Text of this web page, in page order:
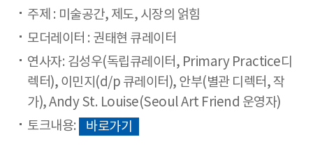
주제 : 미술공간, 제도, 시장의 얽힘
모더레이터 : 권태현 큐레이터
연사자: 김성우(독립큐레이터, Primary Practice디
렉터), 이민지(d/p 큐레이터), 안부(별관 디렉터, 작
가), Andy St. Louise(Seoul Art Friend 운영자)
토크내용:
바로가기